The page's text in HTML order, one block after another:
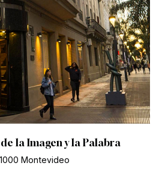
la Imagen y la Palabra
Montevideo